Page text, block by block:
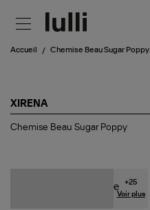
Accueil Chemise Beau Sugar Poppy
XIRENA
Chemise
Chemise Beau Sugar Poppy
+25
Voir plus